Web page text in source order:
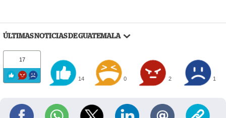
ÚLTIMAS NOTICIAS DE GUATEMALA
17
14 0 2 1